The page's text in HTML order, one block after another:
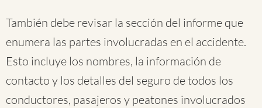
También debe revisar la sección del informe que
enumera las partes involucradas en el accidente.
Esto incluye los nombres, la información de
contacto y los detalles del seguro de todos los
conductores, pasajeros y peatones involucrados